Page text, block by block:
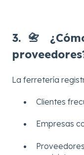
3. 📇
La ferretería
Clientes
Empresas